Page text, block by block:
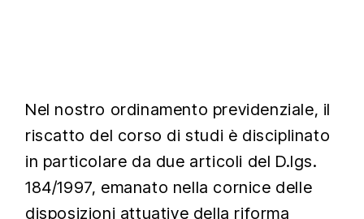
Nel nostro ordinamento previdenziale, il
riscatto del corso di studi è disciplinato
in particolare da due articoli del D.lgs.
184/1997, emanato nella cornice delle
disposizioni attuative della riforma